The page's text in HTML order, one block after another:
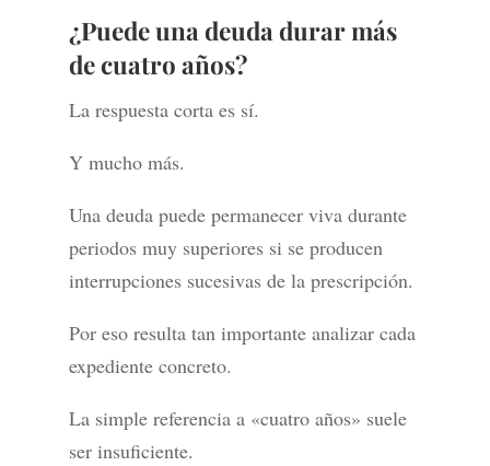
¿Puede una deuda durar más
de cuatro años?
La respuesta corta es sí.
Y mucho más.
Una deuda puede permanecer viva durante
periodos muy superiores si se producen
interrupciones sucesivas de la prescripción.
Por eso resulta tan importante analizar cada
expediente concreto.
La simple referencia a «cuatro años» suele
ser insuficiente.